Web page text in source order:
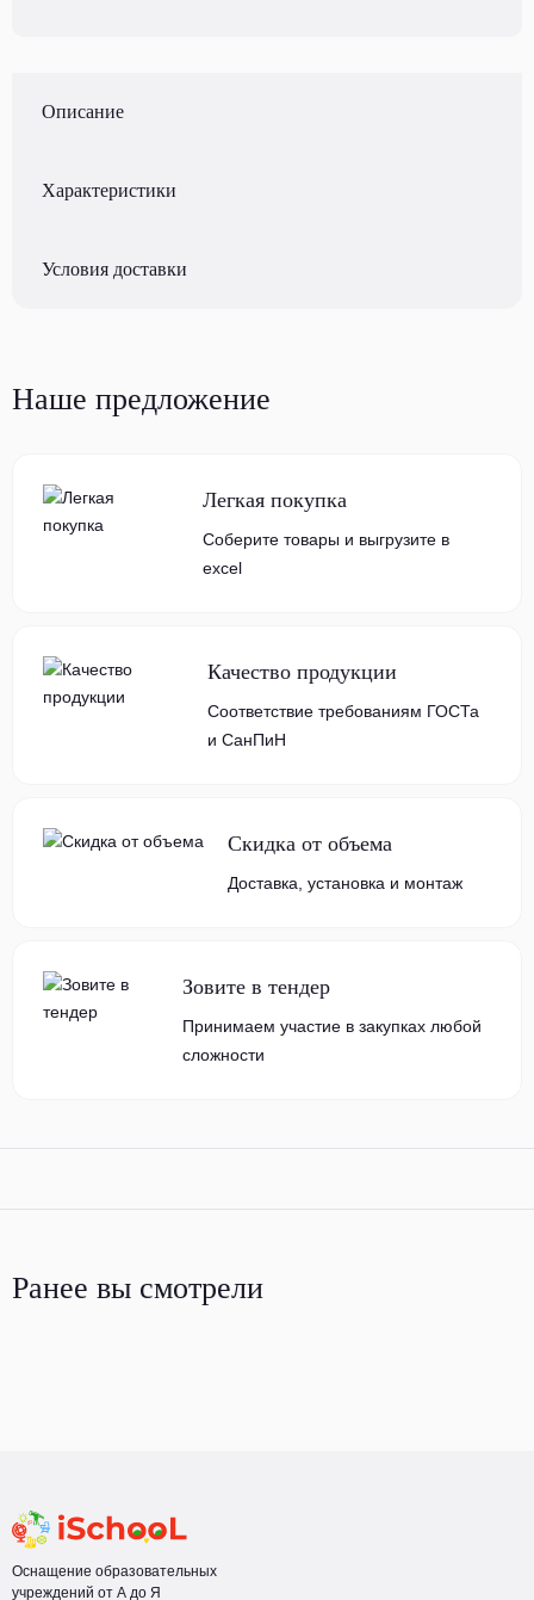
Описание
Характеристики
Условия доставки
Наше предложение
Легкая покупка
Соберите товары и выгрузите в
excel
Качество продукции
Соответствие требованиям ГОСТа
и СанПиН
Скидка от объема
Доставка, установка и монтаж
Зовите в тендер
Принимаем участие в закупках любой
сложности
Ранее вы смотрели
Оснащение образовательных
учреждений от А до Я